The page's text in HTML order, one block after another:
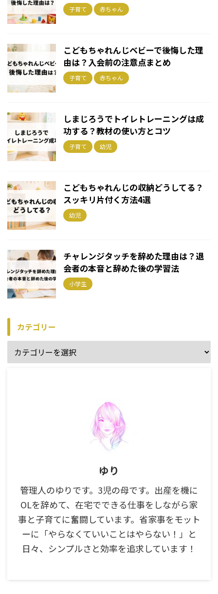
子育て 赤ちゃん
こどもちゃれんじベビーで後悔した理
由は？入会前の注意点まとめ
子育て 赤ちゃん
しまじろうでトイレトレーニングは成
功する？教材の使い方とコツ
子育て 幼児
こどもちゃれんじの収納どうしてる？
スッキリ片付く方法4選
幼児
チャレンジタッチを辞めた理由は？退
会者の本音と辞めた後の学習法
小学生
カテゴリー
ゆり
管理人のゆりです。3児の母です。出産を機に
OLを辞めて、在宅でできる仕事をしながら家
事と子育てに奮闘しています。省家事をモット
ーに「やらなくていいことはやらない！」と
日々、シンプルさと効率を追求しています！